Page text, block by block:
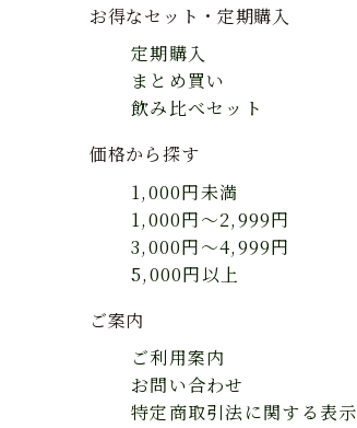
お得なセット・定期購入
定期購入
まとめ買い
飲み比べセット
価格から探す
1,000円未満
1,000円～2,999円
3,000円～4,999円
5,000円以上
ご案内
ご利用案内
お問い合わせ
特定商取引法に関する表示